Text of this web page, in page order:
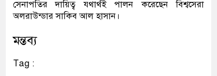
সেনাপতির দায়িত্ব যথার্থই পালন করেছেন বিশ্বসেরা
অলরাউন্ডার সাকিব আল হাসান।
মন্তব্য
Tag :